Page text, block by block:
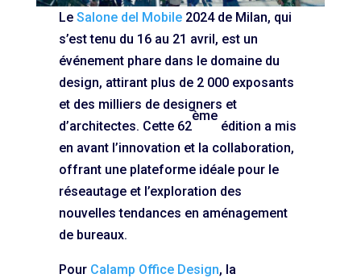
LeSalone del Mobile 2024 de Milan, qui
s’est tenu du 16 au 21 avril, est un
événement phare dans le domaine du
design, attirant plus de 2 000 exposants
et des milliers de designers et
d’architectes. Cette 62
ème
édition a mis
en avant l’innovation et la collaboration,
offrant une plateforme idéale pour le
réseautage et l’exploration des
nouvelles tendances en aménagement
de bureaux.
Pour Calamp Office Design, la